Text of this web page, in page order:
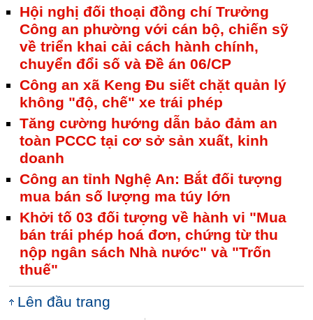
Hội nghị đối thoại đồng chí Trưởng
Công an phường với cán bộ, chiến sỹ
về triển khai cải cách hành chính,
chuyển đổi số và Đề án 06/CP
Công an xã Keng Đu siết chặt quản lý
không "độ, chế" xe trái phép
Tăng cường hướng dẫn bảo đảm an
toàn PCCC tại cơ sở sản xuất, kinh
doanh
Công an tỉnh Nghệ An: Bắt đối tượng
mua bán số lượng ma túy lớn
Khởi tố 03 đối tượng về hành vi "Mua
bán trái phép hoá đơn, chứng từ thu
nộp ngân sách Nhà nước" và "Trốn
thuế"
Lên đầu trang